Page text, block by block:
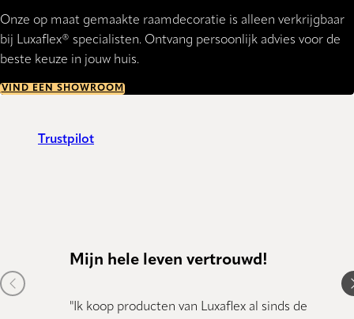
Onze op maat gemaakte raamdecoratie is alleen verkrijgbaar
bij Luxaflex® specialisten. Ontvang persoonlijk advies voor de
beste keuze in jouw huis.
VIND EEN SHOWROOM
Trustpilot
Mijn hele leven vertrouwd!
"Ik koop producten van Luxaflex al sinds de
Previous item